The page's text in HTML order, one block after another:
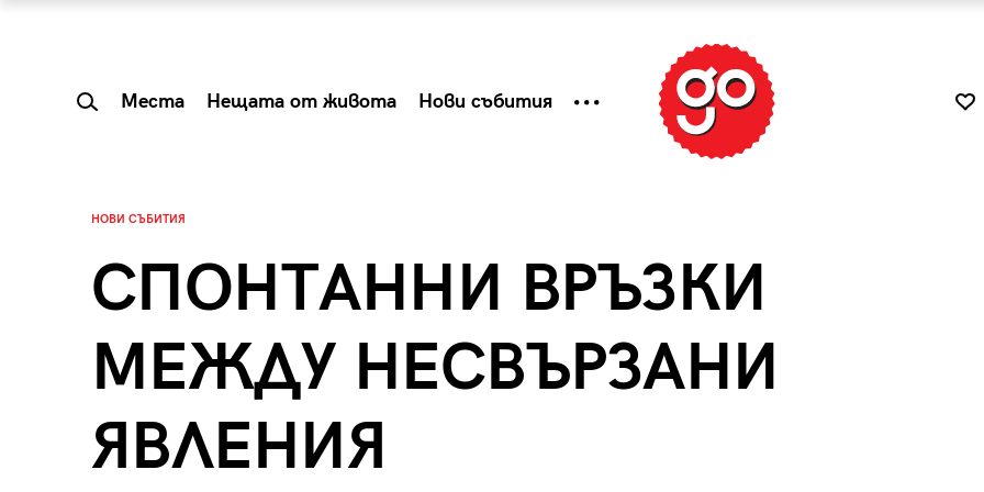
Места Нещата от живота Нови събития
НОВИ СЪБИТИЯ
СПОНТАННИ ВРЪЗКИ
МЕЖДУ НЕСВЪРЗАНИ
ЯВЛЕНИЯ
Summer Prelude: как